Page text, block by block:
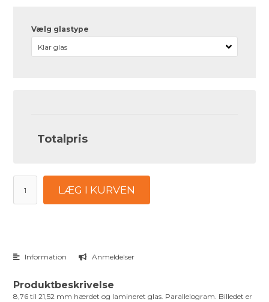
Vælg glastype
Totalpris
LÆG I KURVEN
Information Anmeldelser
Produktbeskrivelse
8,76 til 21,52 mm hærdet og lamineret glas. Parallelogram. Billedet er